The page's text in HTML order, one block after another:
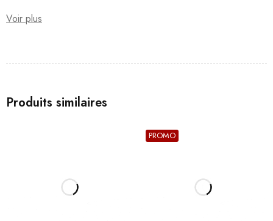
Voir plus
Produits similaires
PROMO